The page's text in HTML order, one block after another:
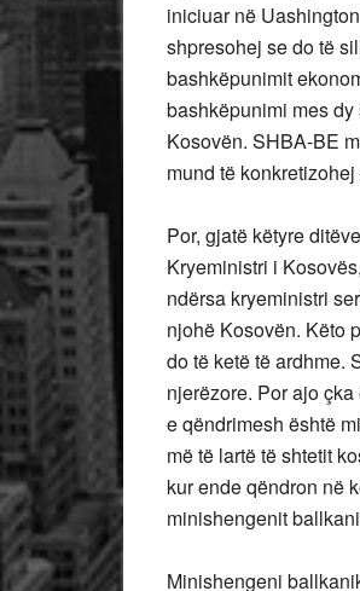
iniciuar në
shpresohej se do të
bashkëpunimit
bashkëpunimi mes
Kosovën. SHBA-BE
mund të
Por, gjatë këtyre
Kryeministri i
ndërsa kryeministri
njohë Kosovën. Këto
do të ketë të ardhme.
njerëzore. Por ajo
e qëndrimesh është
më të lartë të shtetit
kur ende qëndron në
minishengenit
Minishengeni